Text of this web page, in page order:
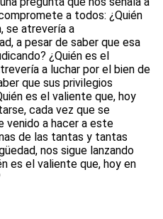
a todos: ¿Quién
se atrevería a
a pesar de saber que esa
¿Quién es el
a luchar por el bien de
que sus privilegios
es el valiente que, hoy
cada vez que se
venido a hacer a este
de las tantas y tantas
nos sigue lanzando
es el valiente que, hoy en